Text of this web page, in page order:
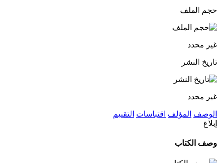
حجم الملف
غير محدد
تاريخ النشر
غير محدد
الوصف المؤلف اقتباسات التقييم
إبلاغ
وصف الكتاب